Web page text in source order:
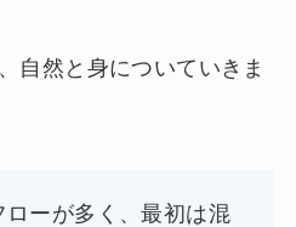
自然と身についていきま
ーが多く、最初は混